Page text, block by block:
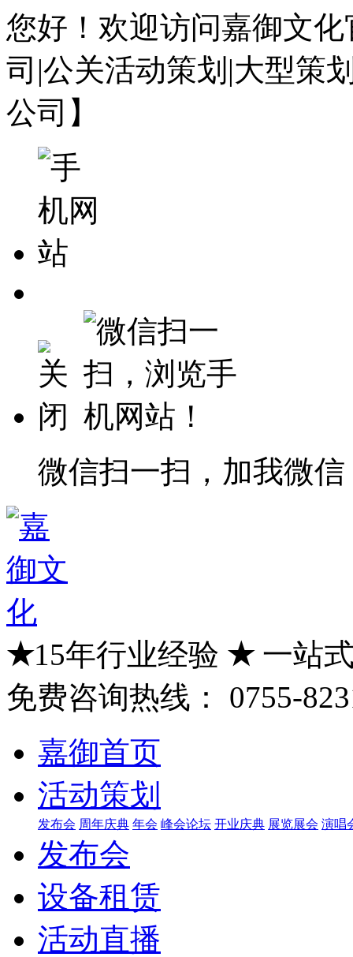
您好！欢迎访问嘉御文
司|公关活动策划|大型策
公司】
微信扫一扫，加我微信
★15年行业经验 ★一站
免费咨询热线：
0755-
嘉御首页
活动策划
发布会 周年庆典 年会 峰会论坛 开业庆典 展览展会 演唱
发布会
设备租赁
活动直播